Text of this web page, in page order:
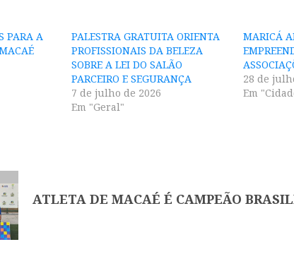
PARA A
PALESTRA GRATUITA ORIENTA
PROFISSIONAIS DA BELEZA
SOBRE A LEI DO SALÃO
PARCEIRO E SEGURANÇA
7 de julho de 2026
Em "Geral"
MARICÁ
28 de
Em
ATLETA DE MACAÉ É CAMPEÃO